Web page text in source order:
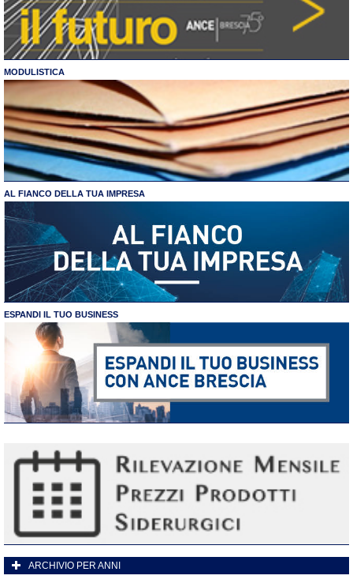
MODULISTICA
AL FIANCO DELLA TUA IMPRESA
ESPANDI IL TUO BUSINESS
ARCHIVIO PER ANNI